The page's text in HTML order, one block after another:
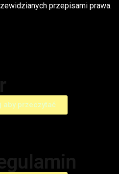
przepisami prawa.
aby przeczytać